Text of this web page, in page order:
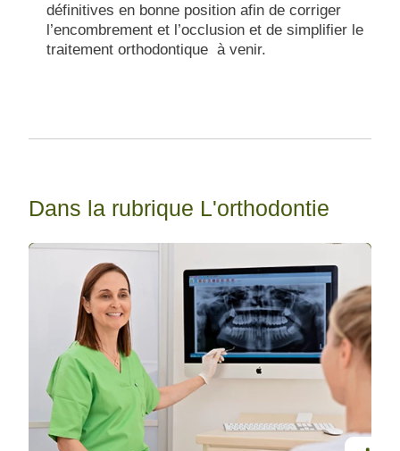
définitives en bonne position afin de corriger
l’encombrement et l’occlusion et de simplifier le
traitement orthodontique à venir.
Dans la rubrique L'orthodontie